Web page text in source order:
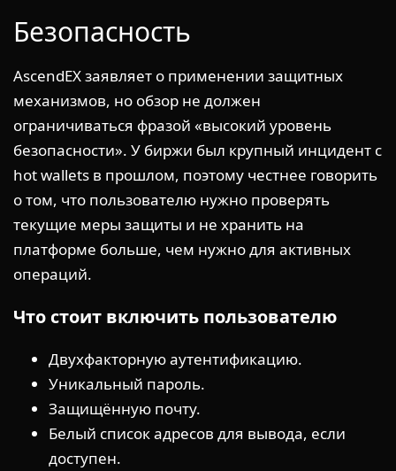
Безопасность
AscendEX заявляет о применении защитных
механизмов, но обзор не должен
ограничиваться фразой «высокий уровень
безопасности». У биржи был крупный инцидент с
hot wallets в прошлом, поэтому честнее говорить
о том, что пользователю нужно проверять
текущие меры защиты и не хранить на
платформе больше, чем нужно для активных
операций.
Что стоит включить пользователю
Двухфакторную аутентификацию.
Уникальный пароль.
Защищённую почту.
Белый список адресов для вывода, если
доступен.